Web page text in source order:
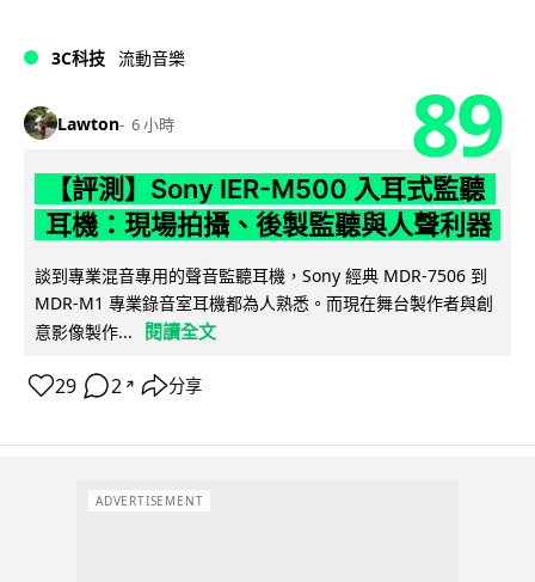
3C科技 流動音樂
Lawton 6 小時 89
【評測】Sony IER-M500 入耳式監聽
耳機：現場拍攝、後製監聽與人聲利器
談到專業混音專用的聲音監聽耳機，Sony 經典 MDR-7506 到
MDR-M1 專業錄音室耳機都為人熟悉。而現在舞台製作者與創
意影像製作...
閱讀全文
29 2 ↗ 分享
ADVERTISEMENT